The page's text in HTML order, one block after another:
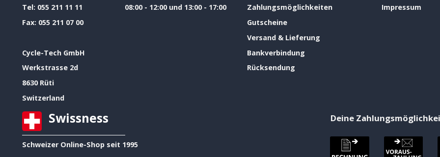
Tel: 055 211 11 11
Fax: 055 211 07 00
Cycle-Tech GmbH
Werkstrasse 2d
8630 Rüti
Switzerland
08:00 - 12:00 und 13:00 - 17:00
Zahlungsmöglichkeiten
Gutscheine
Versand & Lieferung
Bankverbindung
Rücksendung
Impressum
Swissness
Schweizer Online-Shop seit 1995
Deine